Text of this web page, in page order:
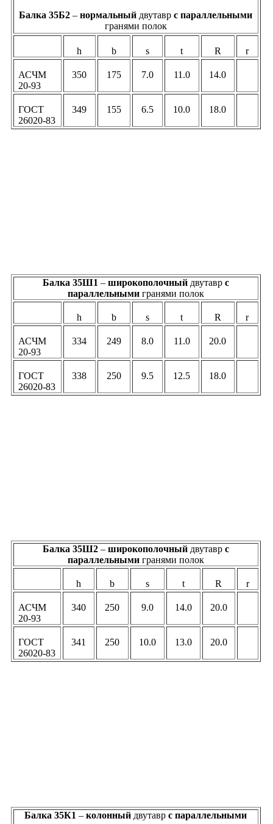
Балка 35Б2 –нормальный двутаврc параллельными
гранями полок
h b s t R r
АСЧМ
20-93
350 175 7.0 11.0 14.0
ГОСТ
26020-83
349 155 6.5 10.0 18.0
Балка 35Ш1 – широкополочныйдвутавр c
параллельнымигранями полок
h b s t R r
АСЧМ
20-93
334 249 8.0 11.0 20.0
ГОСТ
26020-83
338 250 9.5 12.5 18.0
Балка 35Ш2– широкополочныйдвутавр c
параллельнымигранями полок
h b s t R r
АСЧМ
20-93
340 250 9.0 14.0 20.0
ГОСТ
26020-83
341 250 10.0 13.0 20.0
Балка 35К1 –колонный двутаврc параллельными